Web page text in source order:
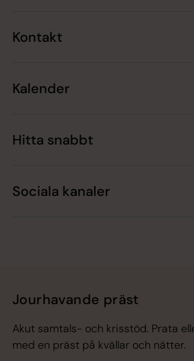
Kontakt
Kalender
Hitta snabbt
Sociala kanaler
Jourhavande präst
Akut samtals- och krisstöd. Prata
med en präst på kvällar och nätter.